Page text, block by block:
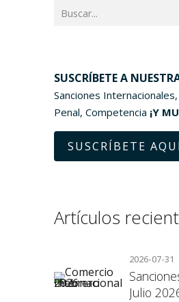
SUSCRÍBETE A
Sanciones
Penal, Competencia ¡Y
SUSCRÍBETE
Artículos
2026-07-31
Julio